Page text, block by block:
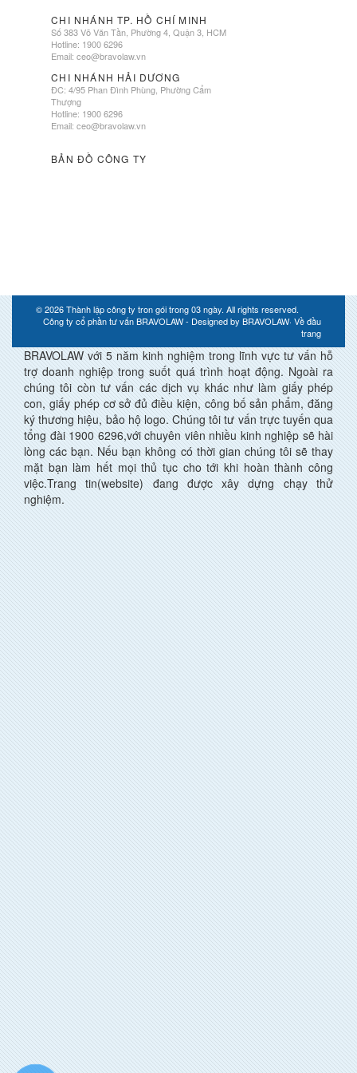
CHI NHÁNH TP. HỒ CHÍ MINH
Số 383 Võ Văn Tần, Phường 4, Quận 3, HCM
Hotline: 1900 6296
Email:ceo@bravolaw.vn
CHI NHÁNH HẢI DƯƠNG
ĐC: 4/95 Phan Đình Phùng, Phường Cẩm
Thượng
Hotline: 1900 6296
Email:ceo@bravolaw.vn
BẢN ĐỒ CÔNG TY
© 2026Thành lập công ty tron gói trong 03 ngày. All rights reserved.
Công ty cổ phần tư vấn BRAVOLAW - Designed by BRAVOLAW· Về đầu
trang
BRAVOLAW với 5 năm kinh nghiệm trong lĩnh vực tư vấn hỗ
trợ doanh nghiệp trong suốt quá trình hoạt động. Ngoài ra
chúng tôi còn tư vấn các dịch vụ khác như làm giấy phép
con, giấy phép cơ sở đủ điều kiện, công bố sản phẩm, đăng
ký thương hiệu, bảo hộ logo. Chúng tôi tư vấn trực tuyến qua
tổng đài 1900 6296,với chuyên viên nhiều kinh nghiệp sẽ hài
lòng các bạn. Nếu bạn không có thời gian chúng tôi sẽ thay
mặt bạn làm hết mọi thủ tục cho tới khi hoàn thành công
việc.Trang tin(website) đang được xây dựng chạy thử
nghiệm.